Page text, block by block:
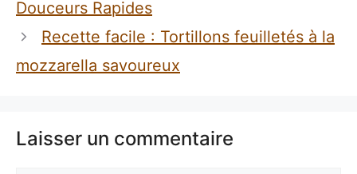
Douceurs Rapides
Recette facile : Tortillons feuilletés à la
mozzarella savoureux
Laisser un commentaire